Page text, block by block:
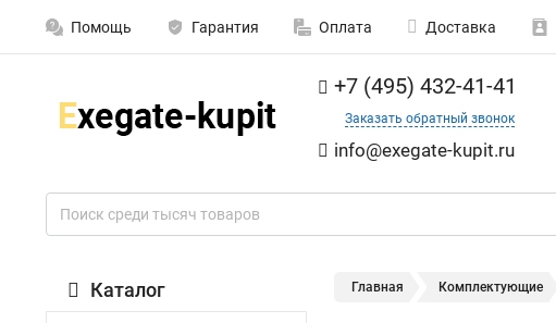
Помощь Гарантия Оплата Доставка
+7 (495) 432-41-41
Заказать обратный звонок
info@exegate-kupit.ru
Каталог Главная Комплектующие